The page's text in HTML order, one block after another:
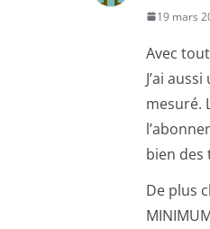
19 mars
Avec
J’ai
mesuré.
bien des
De plus